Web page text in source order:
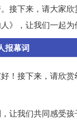
接下来，请大家
》，让我们一起为
报幕词
！接下来，请欣
让我们共同感受